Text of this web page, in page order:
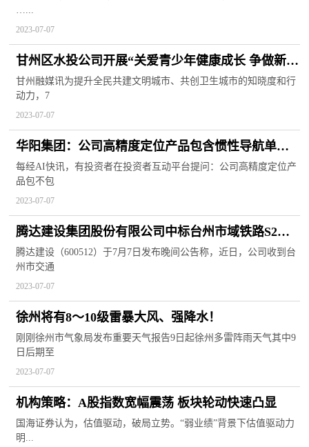
…...
2023-07-07
甘州区水投公司开展“关爱青少年健康成长 争做新时
代好少年”知识宣传活动
甘州融媒讯为提升全民共建文明城市、共创卫生城市的知晓度和行
动力，7
2023-07-07
华阳集团：公司高精度定位产品包含惯性导航单元
目前已获得定点项目 计划年内量产
每经AI快讯，有投资者在投资者互动平台提问：公司高精度定位产
品包不包
2023-07-07
腾达建设集团股份有限公司中标台州市域铁路S2线
土建施工IV标段项目
腾达建设（600512）于7月7日发布晚间公告称，近日，公司收到台
州市交通
2023-07-07
徐州将有8～10级雷暴大风、强降水！
刚刚徐州市气象局发布重要天气报告9日起徐州多雷阵雨天气其中9
日后期至
2023-07-07
机构策略：A股指数宽幅震荡 板块轮动快速凸显
国海证券认为，估值驱动，破局立势。“弱业绩”背景下估值驱动力
明...